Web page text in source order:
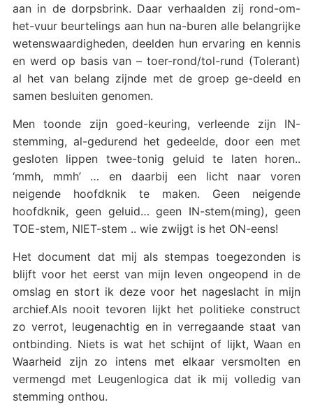
aan in de dorpsbrink. Daar verhaalden zij rond-om-
het-vuur beurtelings aan hun na-buren alle belangrijke
wetenswaardigheden, deelden hun ervaring en kennis
en werd op basis van – toer-rond/tol-rund (Tolerant)
al het van belang zijnde met de groep ge-deeld en
samen besluiten genomen.
Men toonde zijn goed-keuring, verleende zijn IN-
stemming, al-gedurend het gedeelde, door een met
gesloten lippen twee-tonig geluid te laten horen..
‘mmh, mmh’ … en daarbij een licht naar voren
neigende hoofdknik te maken. Geen neigende
hoofdknik, geen geluid… geen IN-stem(ming), geen
TOE-stem, NIET-stem .. wie zwijgt is het ON-eens!
Het document dat mij als stempas toegezonden is
blijft voor het eerst van mijn leven ongeopend in de
omslag en stort ik deze voor het nageslacht in mijn
archief.Als nooit tevoren lijkt het politieke construct
zo verrot, leugenachtig en in verregaande staat van
ontbinding. Niets is wat het schijnt of lijkt, Waan en
Waarheid zijn zo intens met elkaar versmolten en
vermengd met Leugenlogica dat ik mij volledig van
stemming onthou.